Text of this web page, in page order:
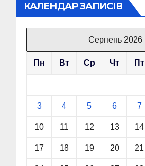
КАЛЕНДАР ЗАПИСІВ
Серпень 2026
Пн Вт Ср Чт Пт
3 4 5 6 7
10 11 12 13 14
17 18 19 20 21